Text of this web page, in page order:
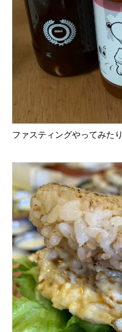
ファスティングやってみたり